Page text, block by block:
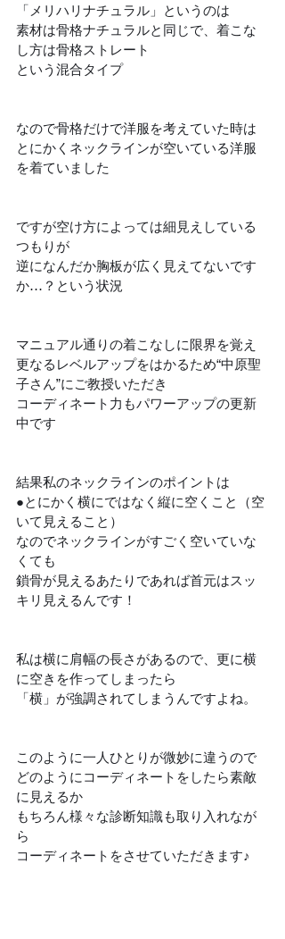
「メリハリナチュラル」というのは
素材は骨格ナチュラルと同じで、着こな
し方は骨格ストレート
という混合タイプ
なので骨格だけで洋服を考えていた時は
とにかくネックラインが空いている洋服
を着ていました
ですが空け方によっては細見えしている
つもりが
逆になんだか胸板が広く見えてないです
か…？という状況
マニュアル通りの着こなしに限界を覚え
更なるレベルアップをはかるため“中原聖
子さん”にご教授いただき
コーディネート力もパワーアップの更新
中です
結果私のネックラインのポイントは
●とにかく横にではなく縦に空くこと（空
いて見えること）
なのでネックラインがすごく空いていな
くても
鎖骨が見えるあたりであれば首元はスッ
キリ見えるんです！
私は横に肩幅の長さがあるので、更に横
に空きを作ってしまったら
「横」が強調されてしまうんですよね。
このように一人ひとりが微妙に違うので
どのようにコーディネートをしたら素敵
に見えるか
もちろん様々な診断知識も取り入れなが
ら
コーディネートをさせていただきます♪